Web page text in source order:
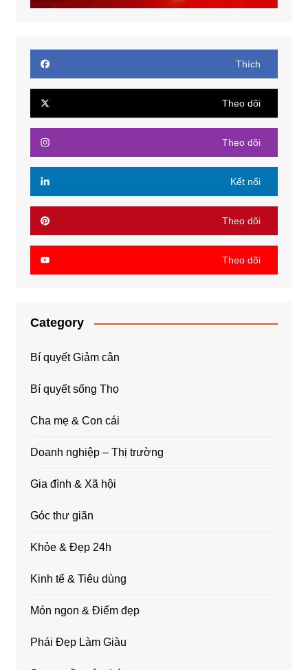
Thích
Theo dõi
Theo dõi
Kết nối
Theo dõi
Theo dõi
Category
Bí quyết Giảm cân
Bí quyết sống Thọ
Cha mẹ & Con cái
Doanh nghiệp – Thị trường
Gia đình & Xã hội
Góc thư giãn
Khỏe & Đẹp 24h
Kinh tế & Tiêu dùng
Món ngon & Điểm đẹp
Phái Đẹp Làm Giàu